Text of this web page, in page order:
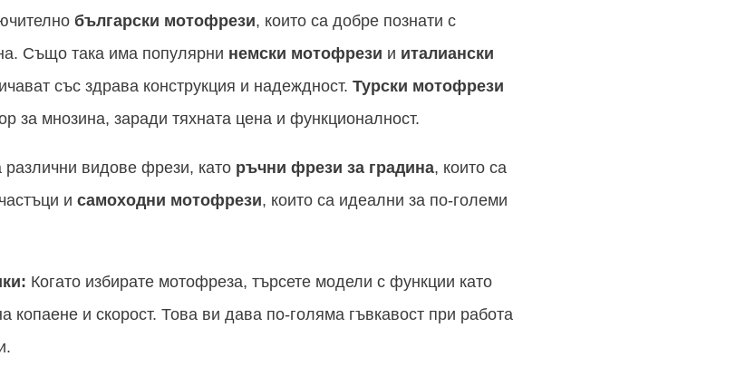
български мотофрези, които са добре познати с
Също така има популярни немски мотофрези и италиански
със здрава конструкция и надеждност. Турски мотофрези
за мнозина, заради тяхната цена и функционалност.
видове фрези, като ръчни фрези за градина, които са
и самоходни мотофрези, които са идеални за по-големи
Когато избирате мотофреза, търсете модели с функции като
копаене и скорост. Това ви дава по-голяма гъвкавост при работа